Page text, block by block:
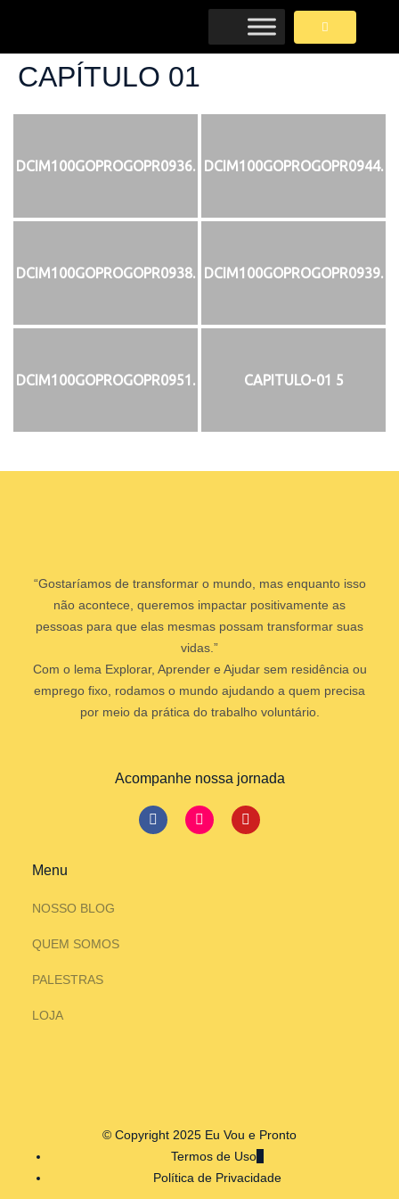
CAPÍTULO 01
DCIM100GOPROGOPR0936. DCIM100GOPROGOPR0944.
DCIM100GOPROGOPR0938. DCIM100GOPROGOPR0939.
DCIM100GOPROGOPR0951. CAPITULO-01 5
“Gostaríamos de transformar o mundo, mas enquanto isso
não acontece, queremos impactar positivamente as
pessoas para que elas mesmas possam transformar suas
vidas.”
Com o lema Explorar, Aprender e Ajudar sem residência ou
emprego fixo, rodamos o mundo ajudando a quem precisa
por meio da prática do trabalho voluntário.
Acompanhe nossa jornada
Menu
NOSSO BLOG
QUEM SOMOS
PALESTRAS
LOJA
© Copyright 2025 Eu Vou e Pronto
Termos de Uso
Política de Privacidade